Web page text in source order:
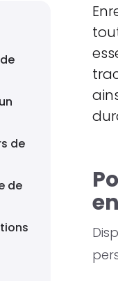
de
de